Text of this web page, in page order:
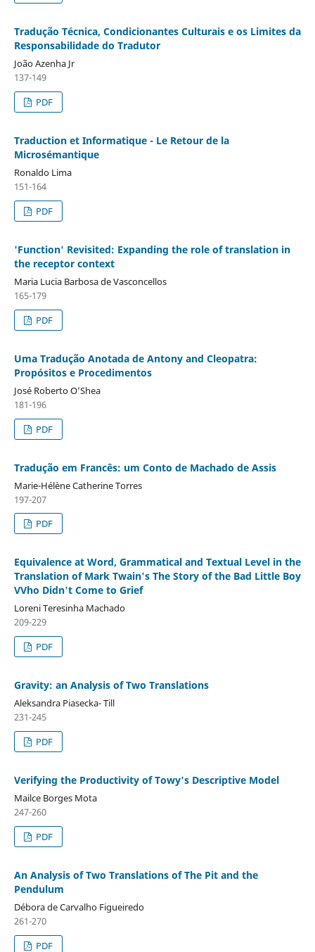
Tradução Técnica, Condicionantes Culturais e os Limites da
Responsabilidade do Tradutor
João Azenha Jr
137-149
PDF
Traduction et Informatique - Le Retour de la
Microsémantique
Ronaldo Lima
151-164
PDF
'Function' Revisited: Expanding the role of translation in
the receptor context
Maria Lucia Barbosa de Vasconcellos
165-179
PDF
Uma Tradução Anotada de Antony and Cleopatra:
Propósitos e Procedimentos
José Roberto O’Shea
181-196
PDF
Tradução em Francês: um Conto de Machado de Assis
Marie-Hélène Catherine Torres
197-207
PDF
Equivalence at Word, Grammatical and Textual Level in the
Translation of Mark Twain's The Story of the Bad Little Boy
VVho Didn't Come to Grief
Loreni Teresinha Machado
209-229
PDF
Gravity: an Analysis of Two Translations
Aleksandra Piasecka- Till
231-245
PDF
Verifying the Productivity of Towy's Descriptive Model
Mailce Borges Mota
247-260
PDF
An Analysis of Two Translations of The Pit and the
Pendulum
Débora de Carvalho Figueiredo
261-270
PDF